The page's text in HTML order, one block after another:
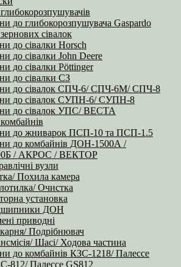
до глибокорозпушувача Gaspardo
сівалок
до сівалки Horsch
до сівалки John Deere
до сівалки Pöttinger
до сівалки СЗ
до сівалок СПЧ-6/ СПЧ-6М/ СПЧ-8
до сівалок СУПН-6/ СУПН-8
до сівалок УПС/ ВЕСТА
до жниварок ПСП-10 та ПСП-1.5
до комбайнів ДОН-1500А /
/ АКРОС / ВЕКТОР
вузли
Похила камера
Очистка
установка
ДОН
приводні
Подрібнювач
Шасі/ Ходова частина
до комбайнів КЗС-1218/ Палессе
812/ Палессе GS812